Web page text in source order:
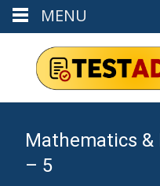
Mathematics &
– 5
MENU